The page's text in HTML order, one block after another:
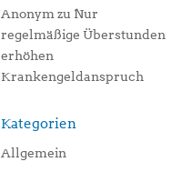
Anonym zu Nur
regelmäßige Überstunden
erhöhen
Krankengeldanspruch
Kategorien
Allgemein